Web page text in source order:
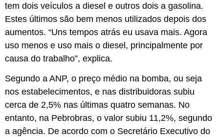
tem dois veículos a diesel e outros dois a gasolina.
Estes últimos são bem menos utilizados depois dos
aumentos. “Uns tempos atrás eu usava mais. Agora
uso menos e uso mais o diesel, principalmente por
causa do trabalho”, explica.
Segundo a ANP, o preço médio na bomba, ou seja
nos estabelecimentos, e nas distribuidoras subiu
cerca de 2,5% nas últimas quatro semanas. No
entanto, na Pebrobras, o valor subiu 11,2%, segundo
a agência. De acordo com o Secretário Executivo do